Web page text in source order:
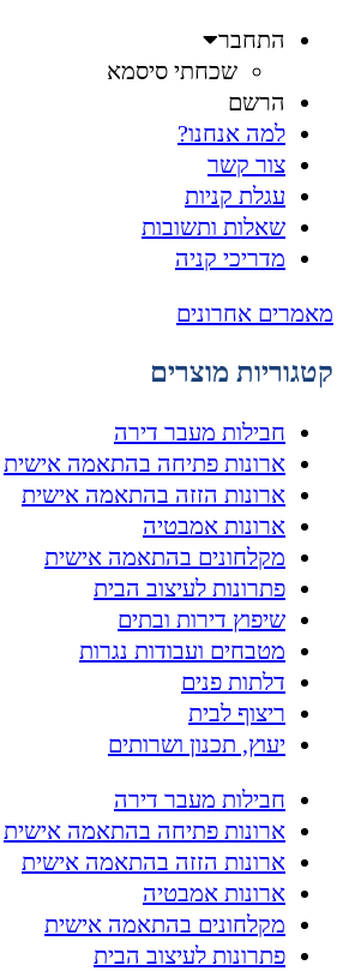
התחבר
שכחתי סיסמא
הרשם
למה אנחנו?
צור קשר
עגלת קניות
שאלות ותשובות
מדריכי קניה
מאמרים אחרונים
קטגוריות מוצרים
חבילות מעבר דירה
ארונות פתיחה בהתאמה אישית
ארונות הזזה בהתאמה אישית
ארונות אמבטיה
מקלחונים בהתאמה אישית
פתרונות לעיצוב הבית
שיפוץ דירות ובתים
מטבחים ועבודות נגרות
דלתות פנים
ריצוף לבית
יעוץ, תכנון ושרותים
חבילות מעבר דירה
ארונות פתיחה בהתאמה אישית
ארונות הזזה בהתאמה אישית
ארונות אמבטיה
מקלחונים בהתאמה אישית
פתרונות לעיצוב הבית